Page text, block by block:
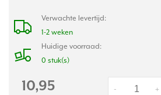
Verwachte levertijd:
1-2 weken
Huidige voorraad:
0 stuk(s)
10,95 +
-